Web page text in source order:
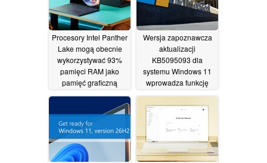
29/07/2026
Procesory Intel Panther
Lake mogą obecnie
wykorzystywać 93%
pamięci RAM jako
pamięć graficzną
03/07/2026
Wersja zapoznawcza
aktualizacji
KB5095093 dla
systemu Windows 11
wprowadza funkcję
określonego punktu w
czasie
26/06/2026